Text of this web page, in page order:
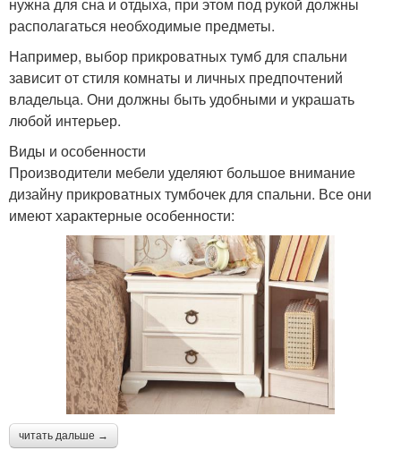
располагаться необходимые предметы.
Например, выбор прикроватных тумб для спальни
зависит от стиля комнаты и личных предпочтений
владельца. Они должны быть удобными и украшать
любой интерьер.
Виды и особенности
Производители мебели уделяют большое внимание
дизайну прикроватных тумбочек для спальни. Все они
имеют характерные особенности:
читать дальше →